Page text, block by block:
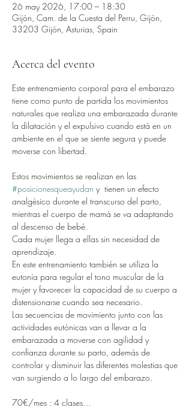
26 may 2026, 17:00 – 18:30
Gijón, Cam. de la Cuesta del Perru, Gijón,
33203 Gijón, Asturias, Spain
Acerca del evento
Este entrenamiento corporal para el embarazo
tiene como punto de partida los movimientos
naturales que realiza una embarazada durante
la dilatación y el expulsivo cuando está en un
ambiente en el que se siente segura y puede
moverse con libertad.
Estos movimientos se realizan en las
#posicionesqueayudan y  tienen un efecto
analgésico durante el transcurso del parto,
mientras el cuerpo de mamá se va adaptando
al descenso de bebé.
Cada mujer llega a ellas sin necesidad de
aprendizaje.
En este entrenamiento también se utiliza la
eutonía para regular el tono muscular de la
mujer y favorecer la capacidad de su cuerpo a
distensionarse cuando sea necesario.
Las secuencias de movimiento junto con las
actividades eutónicas van a llevar a la
embarazada a moverse con agilidad y
confianza durante su parto, además de
controlar y disminuir las diferentes molestias que
van surgiendo a lo largo del embarazo.
70€/mes : 4 clases…